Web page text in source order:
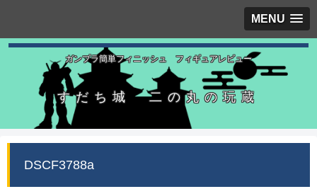
MENU
ガンプラ簡単フィニッシュ フィギュアレビュー
すだち城 二の丸の玩蔵
DSCF3788a